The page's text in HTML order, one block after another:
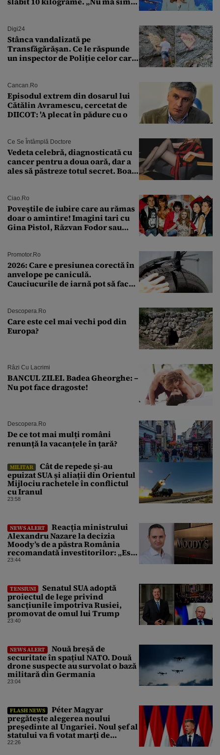
Digi24
Stânca vandalizată pe
Transfăgărășan. Ce le răspunde
un inspector de Poliție celor care
Cancan.ro
Episodul extrem din dosarul lui
Cătălin Avramescu, cercetat de
DIICOT: 'A plecat în pădure cu o
Ce Se Întâmplă Doctore
Vedeta celebră, diagnosticată cu
cancer pentru a doua oară, dar a
ales să păstreze totul secret. Boala
Ciao.ro
Poveştile de iubire care au rămas
doar o amintire! Imagini tari cu
Gina Pistol, Răzvan Fodor sau
Promotor.ro
2026: Care e presiunea corectă în
anvelope pe caniculă.
Cauciucurile de iarnă pot să facă
Descopera.ro
Care este cel mai vechi pod din
Europa?
Râzi Cu Lacrimi
BANCUL ZILEI. Badea Gheorghe: –
Nu pot face dragoste!
Descopera.ro
De ce tot mai mulți români
renunță la vacanțele în țară?
MILITAR
Cât de repede și-au
epuizat SUA și aliații din Orientul
Mijlociu rachetele în conflictul
cu Iranul
23:58
NEWS ALERT
Reacția ministrului
Alexandru Nazare la decizia
Moody’s de a păstra România
recomandată investitorilor: „Este
un răgaz, dar în niciun caz un
23:44
TENSIUNI
Senatul SUA adoptă
proiectul de lege privind
sancțiunile împotriva Rusiei,
promovat de omul lui Trump
23:40
NEWS ALERT
Nouă breșă de
securitate în spațiul NATO. Două
drone suspecte au survolat o bază
militară din Germania
23:04
FLASH NEWS
Péter Magyar
pregătește alegerea noului
președinte al Ungariei. Noul șef al
statului va fi votat marți de
Parlament
22:26